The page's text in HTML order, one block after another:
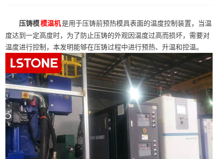
压铸模模温机是用于压铸前预热模具表面的温度控制装置，当温
度达到一定高度时，为了防止压铸的外观因温度过高而损坏，需要对
温度进行控制，本发明能够在压铸过程中进行预热、升温和控温。